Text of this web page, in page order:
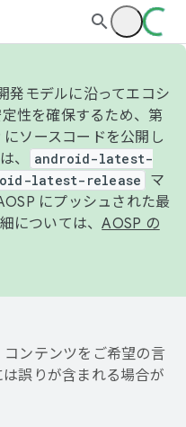
発モデルに沿ってエコシ
性を確保するため、第
ソースコードを公開し
、
android-latest-
latest-release
マ
にプッシュされた最
については、AOSP の
ンテンツをご希望の言
誤りが含まれる場合が